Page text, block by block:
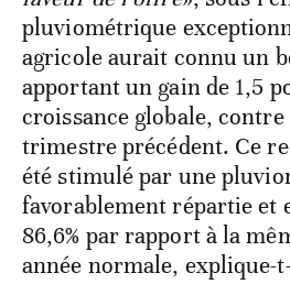
pluviométrique
agricole aurait connu un
apportant un gain de 1,5
croissance globale,
trimestre précédent. Ce
été stimulé par une
favorablement répartie et
86,6% par rapport à la
année normale, explique-